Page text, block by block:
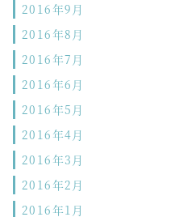
2016年9月
2016年8月
2016年7月
2016年6月
2016年5月
2016年4月
2016年3月
2016年2月
2016年1月